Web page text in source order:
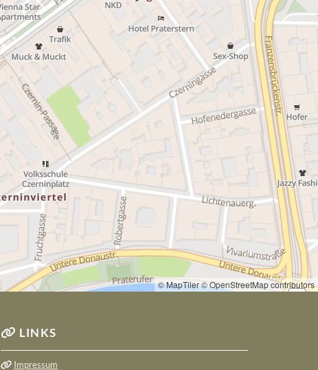
© MapTiler© OpenStreetMap contributors
 LINKS
 Impressum